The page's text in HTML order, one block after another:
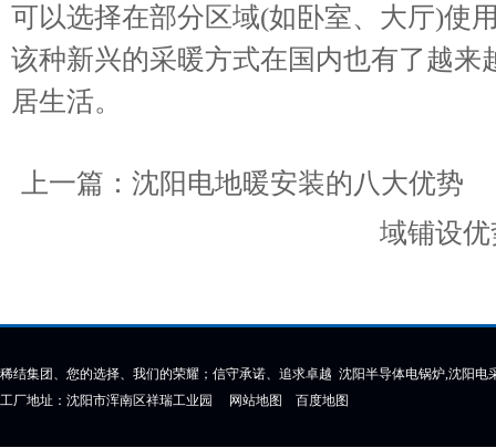
可以选择在部分区域(如卧室、大厅)使
该种新兴的采暖方式在国内也有了越
居生活。
上一篇： 沈阳电地暖安装的八大优势
域铺设
稀结集团、您的选择、我们的荣耀；信守承诺、追求卓越 沈阳半导体电锅炉,沈阳电
工厂地址：沈阳市浑南区祥瑞工业园 网站地图 百度地图